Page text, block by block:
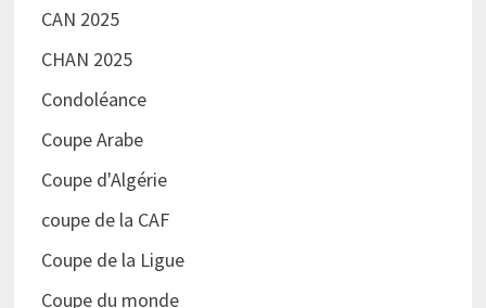
CAN 2025
CHAN 2025
Condoléance
Coupe Arabe
Coupe d'Algérie
coupe de la CAF
Coupe de la Ligue
Coupe du monde